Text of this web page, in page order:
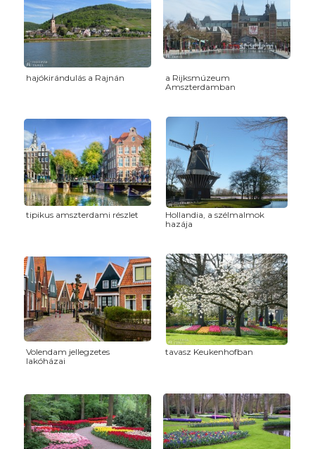
hajókirándulás a Rajnán
a Rijksmúzeum
Amszterdamban
tipikus amszterdami részlet
Hollandia, a szélmalmok
hazája
Volendam jellegzetes
lakóházai
tavasz Keukenhofban